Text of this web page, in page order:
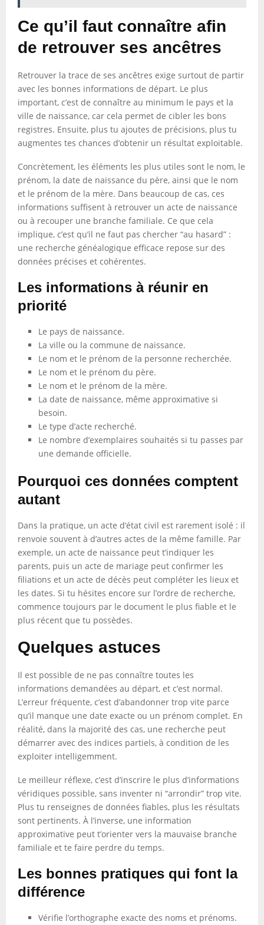
Ce qu’il faut connaître afin
de retrouver ses ancêtres
Retrouver la trace de ses ancêtres exige surtout de partir
avec les bonnes informations de départ. Le plus
important, c’est de connaître au minimum le pays et la
ville de naissance, car cela permet de cibler les bons
registres. Ensuite, plus tu ajoutes de précisions, plus tu
augmentes tes chances d’obtenir un résultat exploitable.
Concrètement, les éléments les plus utiles sont le nom, le
prénom, la date de naissance du père, ainsi que le nom
et le prénom de la mère. Dans beaucoup de cas, ces
informations suffisent à retrouver un acte de naissance
ou à recouper une branche familiale. Ce que cela
implique, c’est qu’il ne faut pas chercher “au hasard” :
une recherche généalogique efficace repose sur des
données précises et cohérentes.
Les informations à réunir en
priorité
Le pays de naissance.
La ville ou la commune de naissance.
Le nom et le prénom de la personne recherchée.
Le nom et le prénom du père.
Le nom et le prénom de la mère.
La date de naissance, même approximative si
besoin.
Le type d’acte recherché.
Le nombre d’exemplaires souhaités si tu passes par
une demande officielle.
Pourquoi ces données comptent
autant
Dans la pratique, un acte d’état civil est rarement isolé : il
renvoie souvent à d’autres actes de la même famille. Par
exemple, un acte de naissance peut t’indiquer les
parents, puis un acte de mariage peut confirmer les
filiations et un acte de décès peut compléter les lieux et
les dates. Si tu hésites encore sur l’ordre de recherche,
commence toujours par le document le plus fiable et le
plus récent que tu possèdes.
Quelques astuces
Il est possible de ne pas connaître toutes les
informations demandées au départ, et c’est normal.
L’erreur fréquente, c’est d’abandonner trop vite parce
qu’il manque une date exacte ou un prénom complet. En
réalité, dans la majorité des cas, une recherche peut
démarrer avec des indices partiels, à condition de les
exploiter intelligemment.
Le meilleur réflexe, c’est d’inscrire le plus d’informations
véridiques possible, sans inventer ni “arrondir” trop vite.
Plus tu renseignes de données fiables, plus les résultats
sont pertinents. À l’inverse, une information
approximative peut t’orienter vers la mauvaise branche
familiale et te faire perdre du temps.
Les bonnes pratiques qui font la
différence
Vérifie l’orthographe exacte des noms et prénoms.